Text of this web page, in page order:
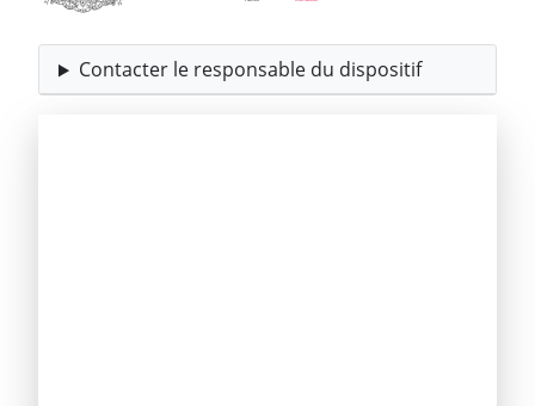
Contacter le responsable du dispositif